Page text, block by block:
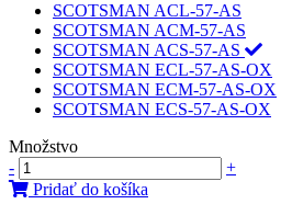
SCOTSMAN ACL-57-AS
SCOTSMAN ACM-57-AS
SCOTSMAN ACS-57-AS
SCOTSMAN ECL-57-AS-OX
SCOTSMAN ECM-57-AS-OX
SCOTSMAN ECS-57-AS-OX
Množstvo
-
+
Pridať do košíka